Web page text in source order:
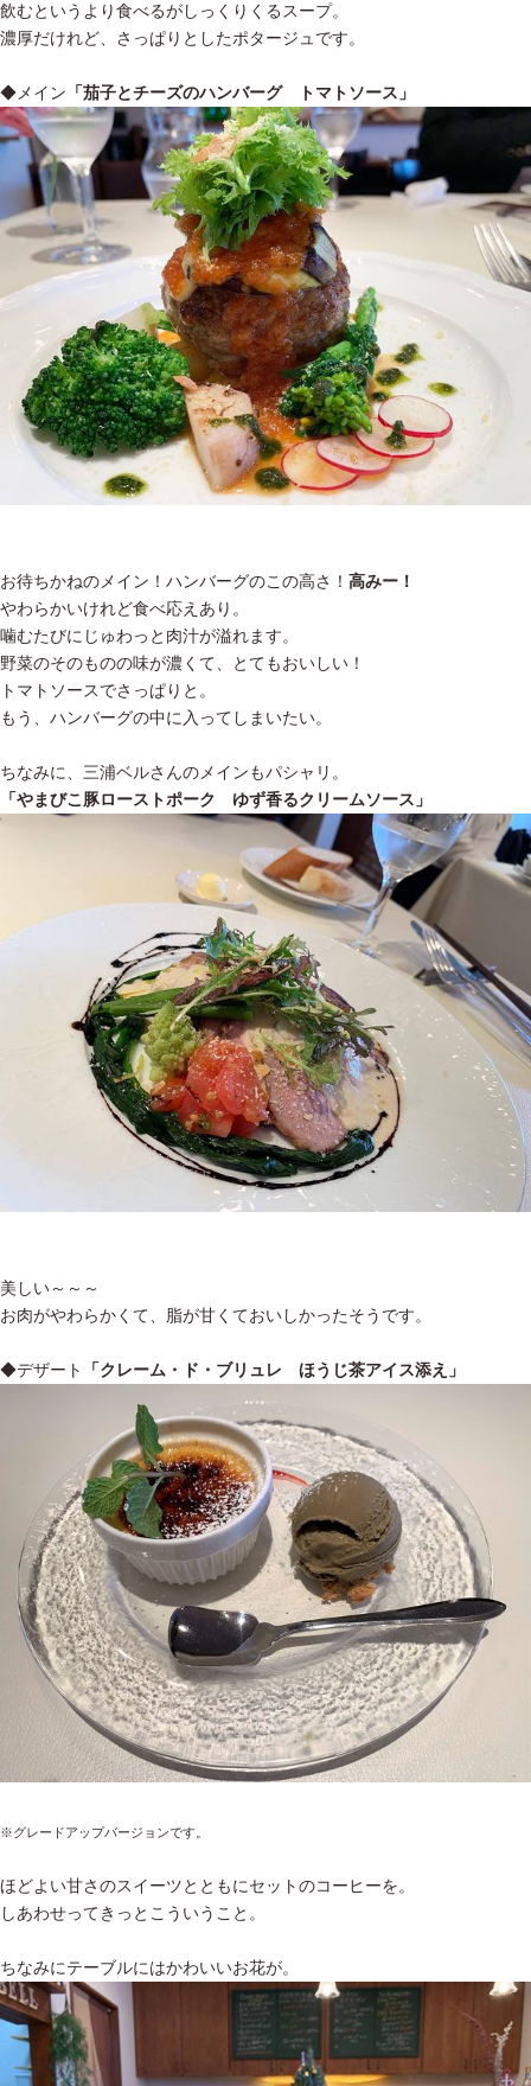
飲むというより食べるがしっくりくるスープ。
濃厚だけれど、さっぱりとしたポタージュです。
◆メイン 「茄子とチーズのハンバーグ トマトソース」
お待ちかねのメイン！ハンバーグのこの高さ！ 高みー！
やわらかいけれど食べ応えあり。
噛むたびにじゅわっと肉汁が溢れます。
野菜のそのものの味が濃くて、とてもおいしい！
トマトソースでさっぱりと。
もう、ハンバーグの中に入ってしまいたい。
ちなみに、三浦ベルさんのメインもパシャリ。
「やまびこ豚ローストポーク ゆず香るクリームソース」
美しい～～～
お肉がやわらかくて、脂が甘くておいしかったそうです。
◆デザート 「クレーム・ド・ブリュレ ほうじ茶アイス添え」
※グレードアップバージョンです。
ほどよい甘さのスイーツとともにセットのコーヒーを。
しあわせってきっとこういうこと。
ちなみにテーブルにはかわいいお花が。